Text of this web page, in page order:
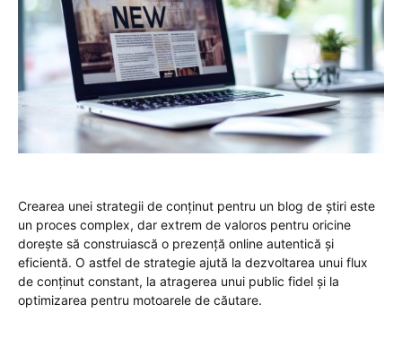
Crearea unei strategii de conținut pentru un blog de știri este
un proces complex, dar extrem de valoros pentru oricine
dorește să construiască o prezență online autentică și
eficientă. O astfel de strategie ajută la dezvoltarea unui flux
de conținut constant, la atragerea unui public fidel și la
optimizarea pentru motoarele de căutare.